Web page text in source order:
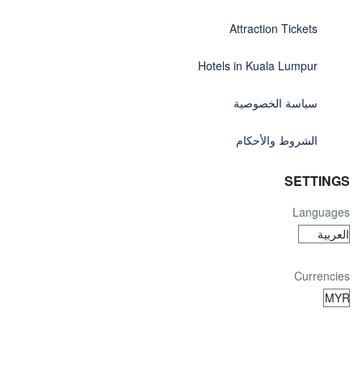
Attraction Tickets
Hotels in Kuala Lumpur
سياسة الخصوصية
الشروط والأحكام
SETTINGS
Languages
Currencies